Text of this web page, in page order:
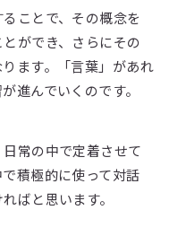
ことで、その概念を
ができ、さらにその
ます。「言葉」があれ
進んでいくのです。
日常の中で定着させて
積極的に使って対話
ばと思います。